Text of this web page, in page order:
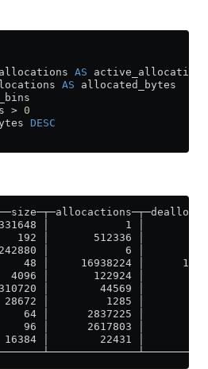
AS
AS allocated_bytes
> 0
DESC
│            1 │
192 │       512336 │
│            6 │
48 │     16938224 │
│       122924 │
│        44569 │
│         1285 │
64 │      2837225 │
96 │      2617803 │
│        22431 │